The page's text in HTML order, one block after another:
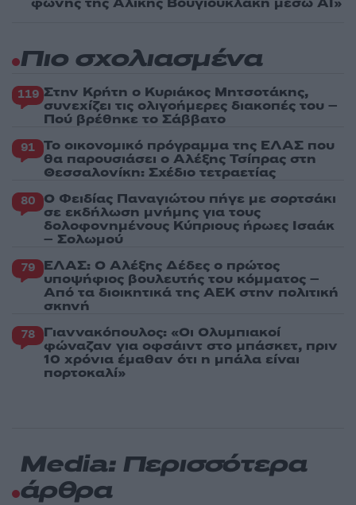
Πιο σχολιασμένα
119 Στην Κρήτη ο Κυριάκος Μητσοτάκης,
συνεχίζει τις ολιγοήμερες διακοπές του –
Πού βρέθηκε το Σάββατο
91 Το οικονομικό πρόγραμμα της ΕΛΑΣ που
θα παρουσιάσει ο Αλέξης Τσίπρας στη
Θεσσαλονίκη: Σχέδιο τετραετίας
80 Ο Φειδίας Παναγιώτου πήγε με σορτσάκι
σε εκδήλωση μνήμης για τους
δολοφονημένους Κύπριους ήρωες Ισαάκ
– Σολωμού
79 ΕΛΑΣ: Ο Αλέξης Δέδες ο πρώτος
υποψήφιος βουλευτής του κόμματος –
Από τα διοικητικά της ΑΕΚ στην πολιτική
σκηνή
78 Γιαννακόπουλος: «Οι Ολυμπιακοί
φώναζαν για οφσάιντ στο μπάσκετ, πριν
10 χρόνια έμαθαν ότι η μπάλα είναι
πορτοκαλί»
Media: Περισσότερα
άρθρα